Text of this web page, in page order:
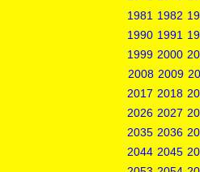
1981 1982
1990 1991
1999 2000
2008 2009
2017 2018
2026 2027
2035 2036
2044 2045